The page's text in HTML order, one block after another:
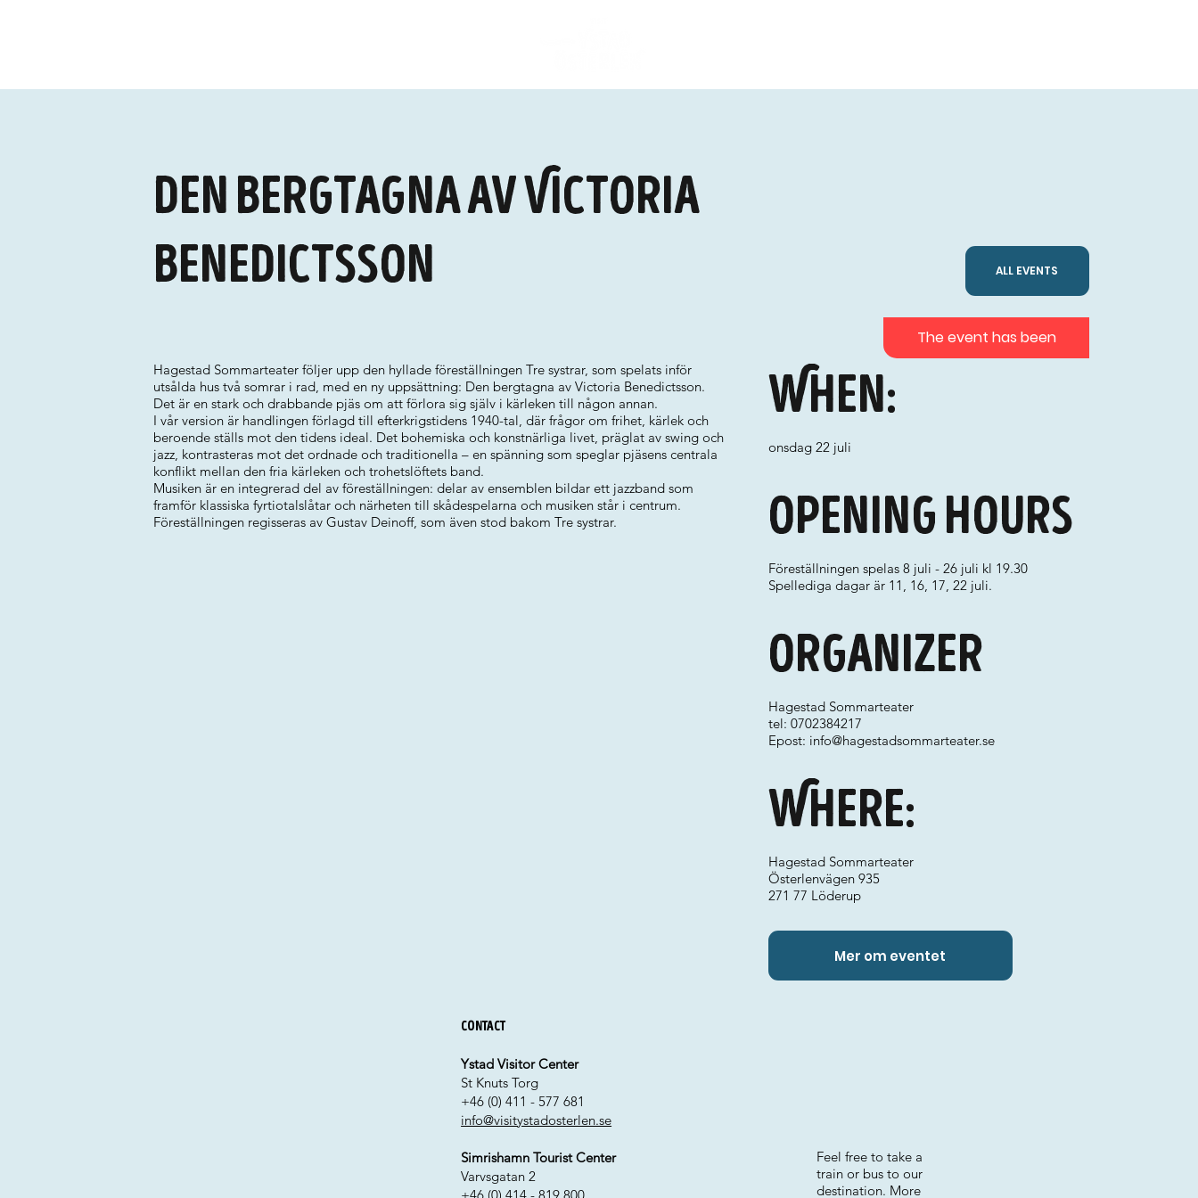
Den bergtagna av Victoria
Benedictsson
ALL EVENTS
Hagestad Sommarteater följer upp den hyllade föreställningen Tre systrar, som spelats inför
utsålda hus två somrar i rad, med en ny uppsättning: Den bergtagna av Victoria Benedictsson.
Det är en stark och drabbande pjäs om att förlora sig själv i kärleken till någon annan.
I vår version är handlingen förlagd till efterkrigstidens 1940-tal, där frågor om frihet, kärlek och
beroende ställs mot den tidens ideal. Det bohemiska och konstnärliga livet, präglat av swing och
jazz, kontrasteras mot det ordnade och traditionella – en spänning som speglar pjäsens centrala
konflikt mellan den fria kärleken och trohetslöftets band.
Musiken är en integrerad del av föreställningen: delar av ensemblen bildar ett jazzband som
framför klassiska fyrtiotalslåtar och närheten till skådespelarna och musiken står i centrum.
Föreställningen regisseras av Gustav Deinoff, som även stod bakom Tre systrar.
When:
onsdag 22 juli
Where:
Organizer
Hagestad Sommarteater
tel: 0702384217
Epost: info@hagestadsommarteater.se
Hagestad Sommarteater
Österlenvägen 935
271 77 Löderup
Opening hours
Föreställningen spelas 8 juli - 26 juli kl 19.30
Spellediga dagar är 11, 16, 17, 22 juli.
Mer om eventet
The event has been
Contact
Ystad Visitor Center
St Knuts Torg
+46 (0) 411 - 577 681
info@visitystadosterlen.se
Simrishamn Tourist Center
Varvsgatan 2
Feel free to take a
train or bus to our
destination. More